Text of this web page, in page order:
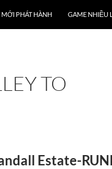
MỚI PHÁT HÀNH GAME NHIỀU
TO
Estate-